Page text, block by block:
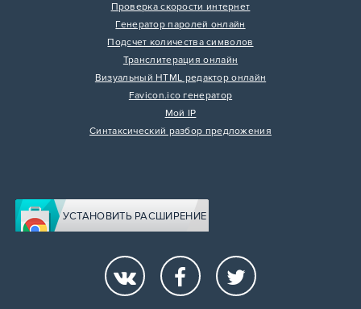
Проверка скорости интернет
Генератор паролей онлайн
Подсчет количества символов
Транслитерация онлайн
Визуальный HTML редактор онлайн
Favicon.ico генератор
Мой IP
Синтаксический разбор предложения
УСТАНОВИТЬ РАСШИРЕНИЕ